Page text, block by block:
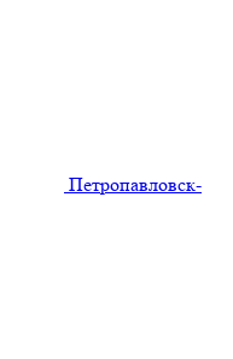
Петропавловск-